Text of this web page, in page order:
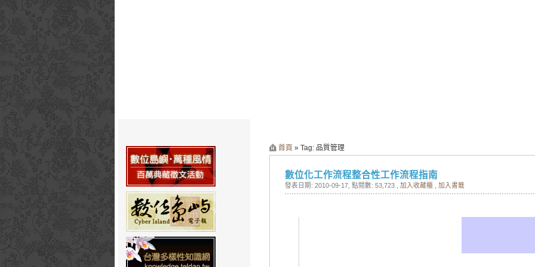
首頁 » Tag: 品質管理
數位化工作流程整合性工作流程指南
發表日期: 2010-09-17 , 點閱數: 53,723 , 加入收藏櫃 加入書籤